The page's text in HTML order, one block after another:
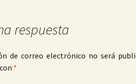
respuesta
de correo electrónico no será
*